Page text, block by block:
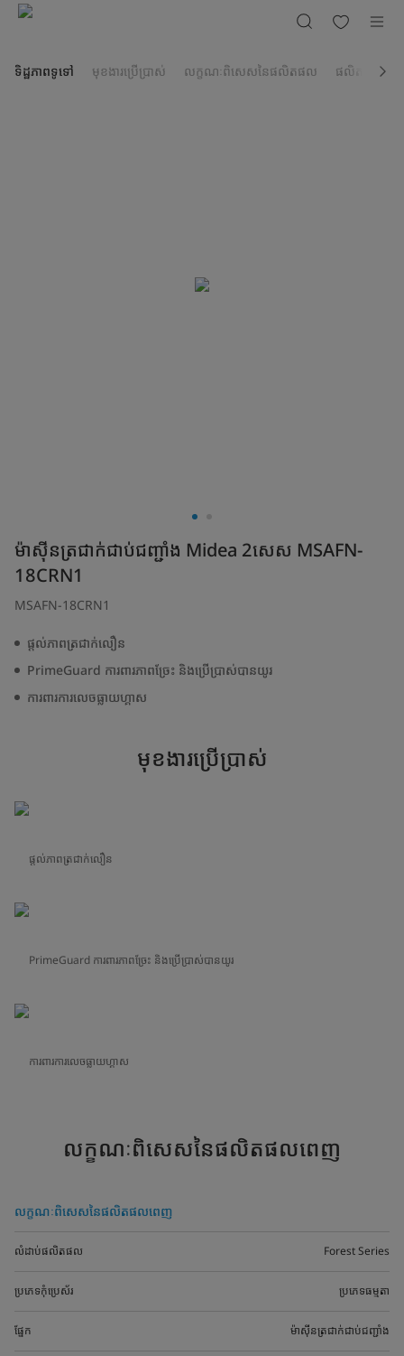
ម៉ាស៊ីន
ត្រជាក់
MSAFN-
18CRN1
ទិដ្ឋភាពទូទៅ មុខងារប្រើប្រាស់ លក្ខណៈពិសេសនៃផលិតផល ផលិតផលដែល
ម៉ាស៊ីនត្រជាក់ជាប់ជញ្ជាំង Midea 2សេស MSAFN-
18CRN1
MSAFN-18CRN1
ផ្តល់ភាពត្រជាក់លឿន
PrimeGuard​ ការពារភាពច្រែះ និងប្រើប្រាស់បានយូរ
ការពារការលេចធ្លាយហ្គាស
មុខងារប្រើប្រាស់
ផ្តល់ភាពត្រជាក់លឿន
PrimeGuard​ ការពារភាពច្រែះ និងប្រើប្រាស់បានយូរ
ការពារការលេចធ្លាយហ្គាស
លក្ខណៈពិសេសនៃផលិតផលពេញ
លក្ខណៈពិសេសនៃផលិតផលពេញ
លំដាប់ផលិតផល Forest Series
ប្រភេទកុំប្រេស័រ ប្រភេទធម្មតា
ផ្នែក ម៉ាស៊ីនត្រជាក់ជាប់ជញ្ជាំង